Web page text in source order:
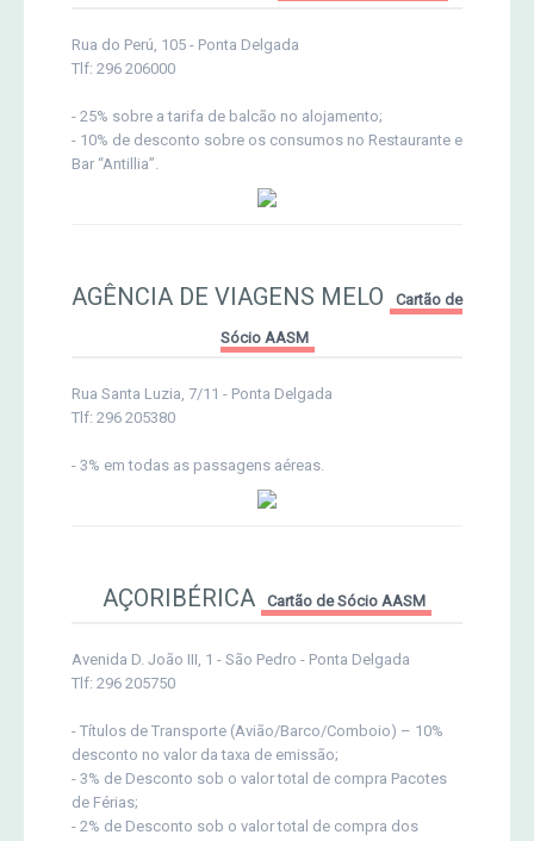
Rua do Perú, 105 - Ponta Delgada
Tlf: 296 206000
- 25% sobre a tarifa de balcão no alojamento;
- 10% de desconto sobre os consumos no Restaurante e
Bar “Antillia”.
AGÊNCIA DE VIAGENS MELO Cartão de
Sócio AASM
Rua Santa Luzia, 7/11 - Ponta Delgada
Tlf: 296 205380
- 3% em todas as passagens aéreas.
AÇORIBÉRICA Cartão de Sócio AASM
Avenida D. João III, 1 - São Pedro - Ponta Delgada
Tlf: 296 205750
- Títulos de Transporte (Avião/Barco/Comboio) – 10%
desconto no valor da taxa de emissão;
- 3% de Desconto sob o valor total de compra Pacotes
de Férias;
- 2% de Desconto sob o valor total de compra dos